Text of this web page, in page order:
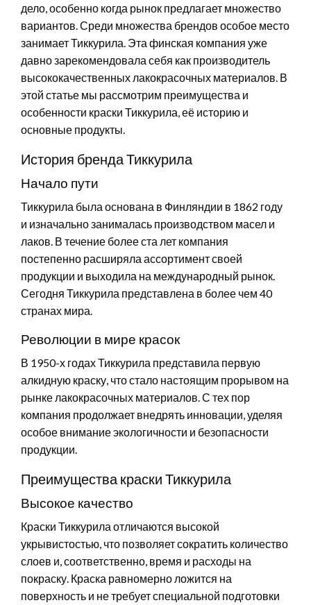
дело, особенно когда рынок предлагает множество
вариантов. Среди множества брендов особое место
занимает Тиккурила. Эта финская компания уже
давно зарекомендовала себя как производитель
высококачественных лакокрасочных материалов. В
этой статье мы рассмотрим преимущества и
особенности краски Тиккурила, её историю и
основные продукты.
История бренда Тиккурила
Начало пути
Тиккурила была основана в Финляндии в 1862 году
и изначально занималась производством масел и
лаков. В течение более ста лет компания
постепенно расширяла ассортимент своей
продукции и выходила на международный рынок.
Сегодня Тиккурила представлена в более чем 40
странах мира.
Революции в мире красок
В 1950-х годах Тиккурила представила первую
алкидную краску, что стало настоящим прорывом на
рынке лакокрасочных материалов. С тех пор
компания продолжает внедрять инновации, уделяя
особое внимание экологичности и безопасности
продукции.
Преимущества краски Тиккурила
Высокое качество
Краски Тиккурила отличаются высокой
укрывистостью, что позволяет сократить количество
слоев и, соответственно, время и расходы на
покраску. Краска равномерно ложится на
поверхность и не требует специальной подготовки